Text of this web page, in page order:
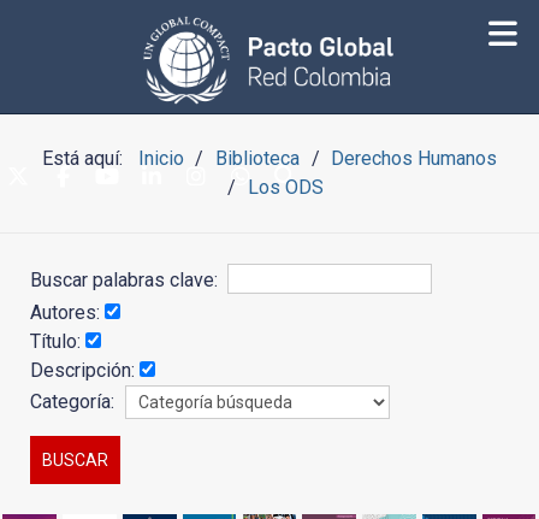
Está aquí: Inicio Biblioteca
Derechos Humanos
Los ODS
Buscar palabras clave:
Autores:
Título:
Descripción:
Categoría: